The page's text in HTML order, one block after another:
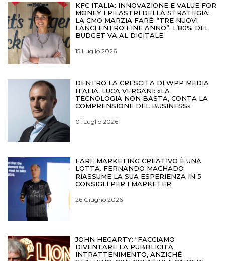
KFC ITALIA: INNOVAZIONE E VALUE FOR
MONEY I PILASTRI DELLA STRATEGIA.
LA CMO MARZIA FARÈ: “TRE NUOVI
LANCI ENTRO FINE ANNO”. L’80% DEL
BUDGET VA AL DIGITALE
15 Luglio 2026
DENTRO LA CRESCITA DI WPP MEDIA
ITALIA. LUCA VERGANI: «LA
TECNOLOGIA NON BASTA, CONTA LA
COMPRENSIONE DEL BUSINESS»
01 Luglio 2026
FARE MARKETING CREATIVO È UNA
LOTTA. FERNANDO MACHADO
RIASSUME LA SUA ESPERIENZA IN 5
CONSIGLI PER I MARKETER
26 Giugno 2026
JOHN HEGARTY: “FACCIAMO
DIVENTARE LA PUBBLICITÀ
INTRATTENIMENTO, ANZICHÉ